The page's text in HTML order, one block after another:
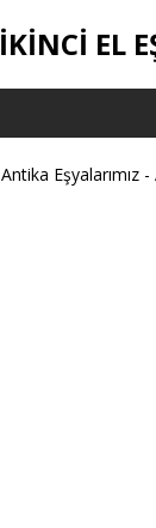
IKINCI EL
Antika Eşyalarımız-